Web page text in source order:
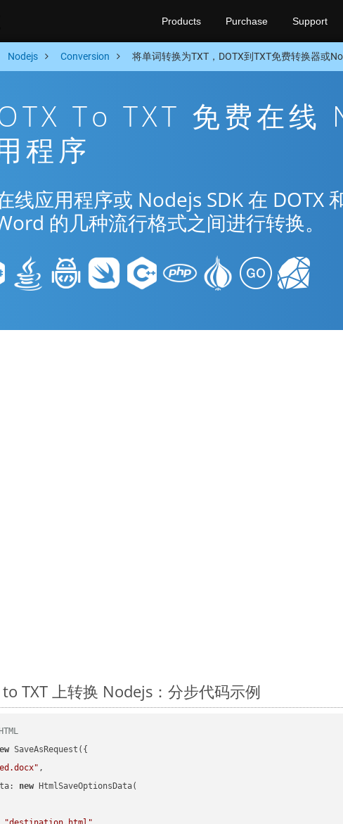
Products Purchase Support
Nodejs Conversion 将单词转换为TXT，DOTX到TXT免费转换器或
To TXT 免费在线
程序
线应用程序或 Nodejs SDK 在 DOTX
的几种流行格式之间进行转换。
TXT 上转换 Nodejs：分步代码示例
SaveAsRequest({
,
: new HtmlSaveOptionsData(